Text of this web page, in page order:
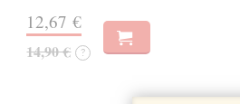
12,67 €
14,90 € ?